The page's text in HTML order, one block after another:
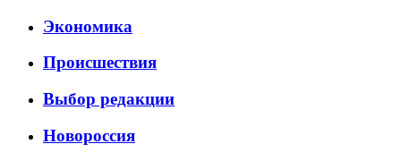
Экономика
Происшествия
Выбор редакции
Новороссия